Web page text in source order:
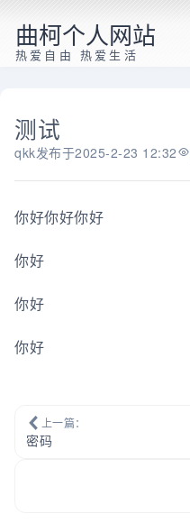
曲柯个人网站
热爱自由 热爱生活
测试
qkk发布于2025-2-23 12:32
你好你好你好
你好
你好
你好
上一篇：
密码